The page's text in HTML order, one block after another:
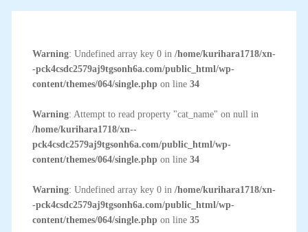
Warning: Undefined array key 0 in /home/kurihara1718/xn-
-pck4csdc2579aj9tgsonh6a.com/public_html/wp-
content/themes/064/single.phpon line 34
Warning: Attempt to read property "cat_name" on null in
/home/kurihara1718/xn--
pck4csdc2579aj9tgsonh6a.com/public_html/wp-
content/themes/064/single.phpon line 34
Warning: Undefined array key 0 in /home/kurihara1718/xn-
-pck4csdc2579aj9tgsonh6a.com/public_html/wp-
content/themes/064/single.phpon line 35